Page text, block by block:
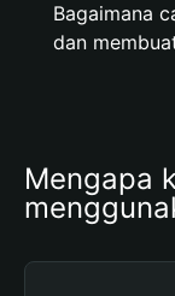
Bagaimana
dan
Mengapa